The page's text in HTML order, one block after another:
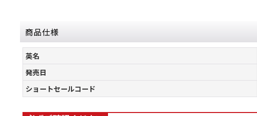
商品仕様
英名
発売日
ショートセールコード